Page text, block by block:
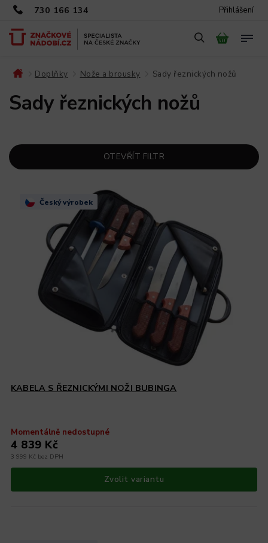
730 166 134 Přihlášení
Doplňky Nože a brousky Sady řeznických nožů
Sady řeznických nožů
OTEVŘÍT FILTR
Český výrobek
KABELA S ŘEZNICKÝMI NOŽI BUBINGA
Momentálně nedostupné
3 999 Kč bez DPH
4 839 Kč
Zvolit variantu